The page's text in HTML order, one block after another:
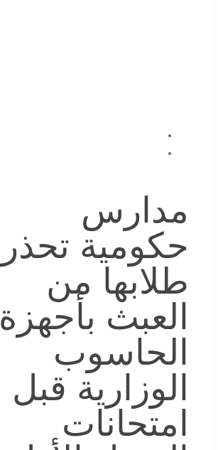
مدارس
حكومية تحذر
طلابها من
العبث بأجهزة
الحاسوب
الوزارية قبل
امتحانات